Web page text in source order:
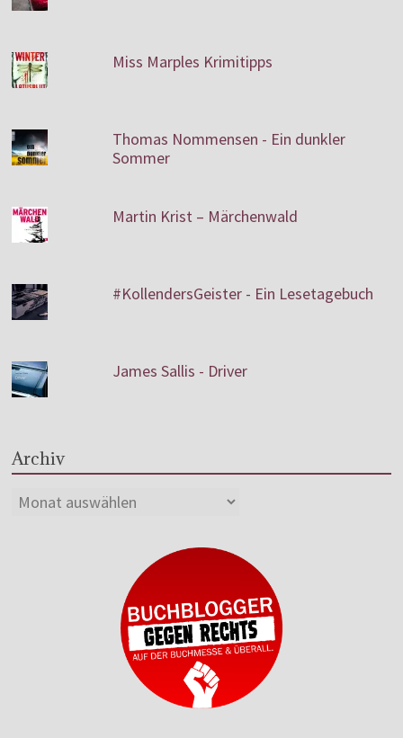
Miss Marples Krimitipps
Thomas Nommensen - Ein dunkler
Sommer
Martin Krist – Märchenwald
#KollendersGeister - Ein Lesetagebuch
James Sallis - Driver
Archiv